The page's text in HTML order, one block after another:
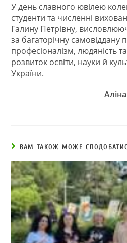
У день славного ювілею
студенти та численні
Галину Петрівну,
за багаторічну самовіддану
професіоналізм, людяність
розвиток освіти, науки й
України.
ВАМ ТАКОЖ МОЖЕ